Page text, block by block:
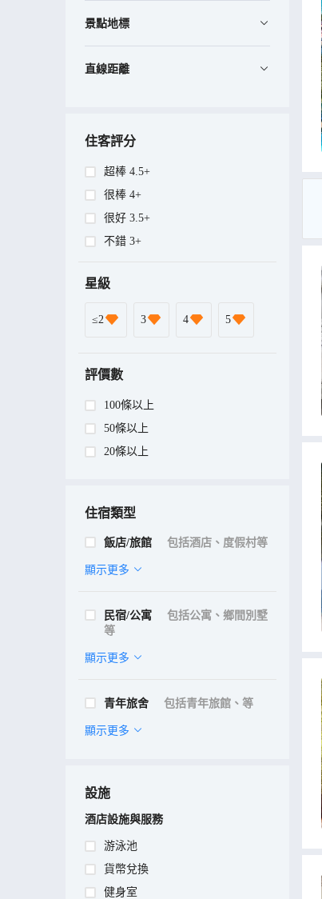
景點地標
直線距離
住客評分
超棒 4.5+
很棒 4+
很好 3.5+
不錯 3+
星級
≤2 3 4 5
評價數
100條以上
50條以上
20條以上
住宿類型
飯店/旅館 包括酒店、度假村等
顯示更多
民宿/公寓
包括公寓、鄉間別墅
等
顯示更多
青年旅舍 包括青年旅館、等
顯示更多
設施
酒店設施與服務
游泳池
貨幣兌換
健身室